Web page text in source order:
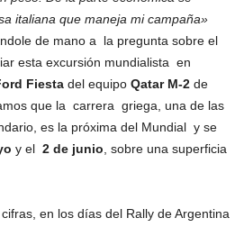
italiana que maneja mi campaña»
de mano a la pregunta sobre el
esta excursión mundialista en
Fiesta del equipo Qatar M-2 de
que la carrera griega, una de las
es la próxima del Mundial y se
y el 2 de junio , sobre una superficia
en los días del Rally de Argentina